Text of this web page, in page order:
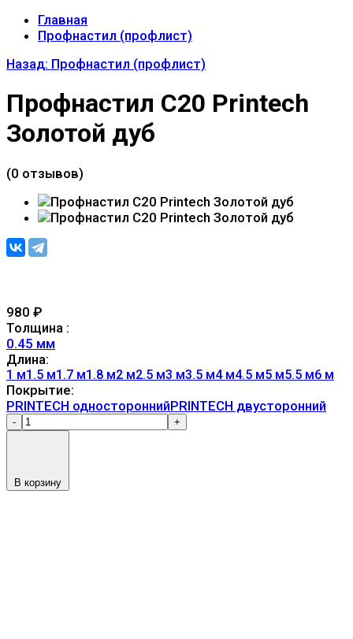
Главная
Профнастил (профлист)
Назад: Профнастил (профлист)
Профнастил C20 Printech
Золотой дуб
(0 отзывов)
980 ₽
Толщина :
0.45 мм
Длина:
1 м1.5 м1.7 м1.8 м2 м2.5 м3 м3.5 м4 м4.5 м5 м5.5 м6 м
Покрытие:
PRINTECH одностороннийPRINTECH двусторонний
- +
В корзину